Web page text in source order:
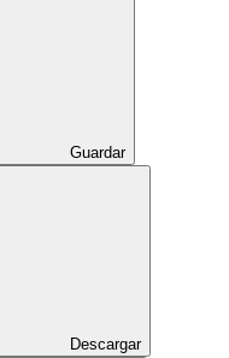
Guardar
Descargar